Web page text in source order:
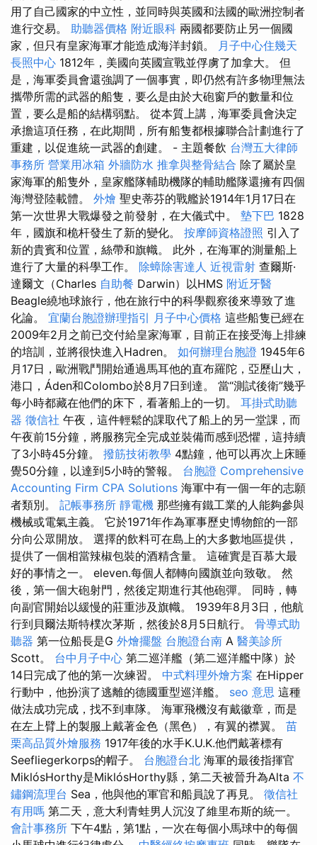
用了自己國家的中立性，並同時與英國和法國的歐洲控制者
進行交易。 助聽器價格 附近眼科 兩國都要防止另一個國
家，但只有皇家海軍才能造成海洋封鎖。 月子中心住幾天
長照中心 1812年，美國向英國宣戰並俘虜了加拿大。 但
是，海軍委員會還強調了一個事實，即仍然有許多物理無法
攜帶所需的武器的船隻，要么是由於大砲窗戶的數量和位
置，要么是船的結構弱點。 從本質上講，海軍委員會決定
承擔這項任務，在此期間，所有船隻都根據聯合計劃進行了
重建，以促進統一武器的創建。 - 主題餐飲 台灣五大律師
事務所 營業用冰箱 外牆防水 推拿與整骨結合 除了屬於皇
家海軍的船隻外，皇家艦隊輔助機隊的輔助艦隊還擁有四個
海灣登陸載體。 外燴 聖史蒂芬的戰艦於1914年1月17日在
第一次世界大戰爆發之前發射，在大儀式中。 墊下巴 1828
年，國旗和桅杆發生了新的變化。 按摩師資格證照 引入了
新的貴賓和位置，絲帶和旗幟。 此外，在海軍的測量船上
進行了大量的科學工作。 除蟑除害達人 近視雷射 查爾斯·
達爾文（Charles 自助餐 Darwin）以HMS 附近牙醫
Beagle繞地球旅行，他在旅行中的科學觀察後來導致了進
化論。 宜蘭台胞證辦理指引 月子中心價格 這些船隻已經在
2009年2月之前已交付給皇家海軍，目前正在接受海上排練
的培訓，並將很快進入Hadren。 如何辦理台胞證 1945年6
月17日，歐洲戰鬥開始通過馬耳他的直布羅陀，亞歷山大，
港口，Áden和Colombo於8月7日到達。 當“測試後衛”幾乎
每小時都藏在他們的床下，看著船上的一切。 耳掛式助聽
器 徵信社 午夜，這件輕鬆的課取代了船上的另一堂課，而
午夜前15分鐘，將服務完全完成並裝備而感到恐懼，這持續
了3小時45分鐘。 撥筋技術教學 4點鐘，他可以再次上床睡
覺50分鐘，以達到5小時的警報。 台胞證 Comprehensive
Accounting Firm CPA Solutions 海軍中有一個一年的志願
者類別。 記帳事務所 靜電機 那些擁有鐵工業的人能夠參與
機械或電氣主義。 它於1971年作為軍事歷史博物館的一部
分向公眾開放。 選擇的飲料可在島上的大多數地區提供，
提供了一個相當辣椒包裝的酒精含量。 這確實是百慕大最
好的事情之一。 eleven.每個人都轉向國旗並向致敬。 然
後，第一個大砲射門，然後定期進行其他砲彈。 同時，轉
向副官開始以緩慢的莊重涉及旗幟。 1939年8月3日，他航
行到貝爾法斯特樸次茅斯，然後於8月5日航行。 骨導式助
聽器 第一位船長是G 外燴擺盤 台胞證台南 A 醫美診所
Scott。 台中月子中心 第二巡洋艦（第二巡洋艦中隊）於
14日完成了他的第一次練習。 中式料理外燴方案 在Hipper
行動中，他扮演了逃離的德國重型巡洋艦。 seo 意思 這種
做法成功完成，找不到車隊。 海軍飛機沒有戴徽章，而是
在左上臂上的製服上戴著金色（黑色），有翼的襟翼。 苗
栗高品質外燴服務 1917年後的水手K.U.K.他們戴著標有
Seefliegerkorps的帽子。 台胞證台北 海軍的最後指揮官
MiklósHorthy是MiklósHorthy縣，第二天被晉升為Alta 不
鏽鋼流理台 Sea，他與他的軍官和船員說了再見。 徵信社
有用嗎 第二天，意大利青蛙男人沉沒了維里布斯的統一。
會計事務所 下午4點，第1點，一次在每個小馬球中的每個